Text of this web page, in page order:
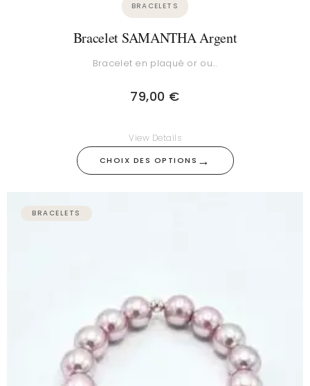
BRACELETS
Bracelet SAMANTHA Argent
Bracelet en plaqué or ou…
79,00 €
CHOIX DES OPTIONS →
View Details
BRACELETS